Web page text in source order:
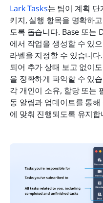
Lark Tasks는 팀이 계획
키지, 실행 항목을 명확하
도록 돕습니다. Base 또는
에서 작업을 생성할 수 있
라벨을 지정할 수 있습니
되어 추가 상태 보고 없이
을 정확하게 파악할 수 있
각 개인이 소유, 할당 또는
동 알림과 업데이트를 통
에 맞춰 진행되도록 유지합